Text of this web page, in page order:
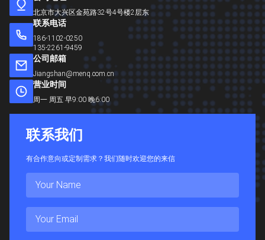
北京市大兴区金苑路32号4号楼2层东
联系电话
186-1102-0250
135-2261-9459
公司邮箱
Jiangshan@menq.com.cn
营业时间
周一 周五 早9:00 晚6:00
联系我们
有合作意向或定制需求？我们随时欢迎您的来信